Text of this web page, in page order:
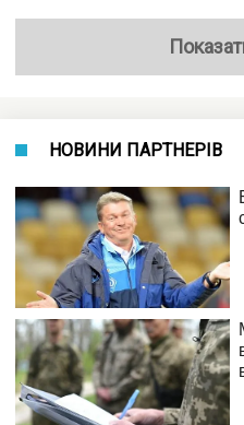
НОВИНИ ПАРТНЕРІВ